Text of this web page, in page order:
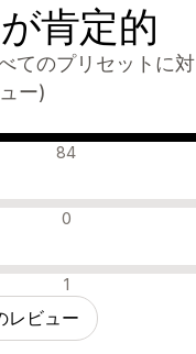
肯定的
てのプリセットに対
ー)
ビュー84
ビュー0
ビュー 1
レビュー